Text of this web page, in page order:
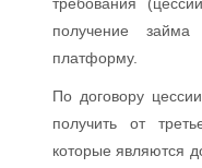
получение займа
платформу.
По договору
получить от
которые являются